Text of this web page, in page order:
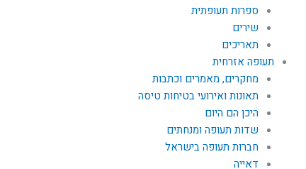
ספרות תעופתית
שירים
תאריכים
תעופה אזרחית
מחקרים, מאמרים וכתבות
תאונות ואירועי בטיחות טיסה
היכן הם היום
שדות תעופה ומנחתים
חברות תעופה בישראל
דאייה